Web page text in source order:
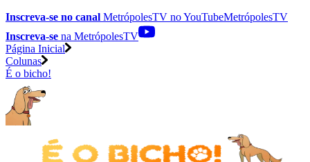
Inscreva-se no canal MetrópolesTV noYouTubeMetrópolesTV
Inscreva-se na MetrópolesTV
Página Inicial
Colunas
É o bicho!